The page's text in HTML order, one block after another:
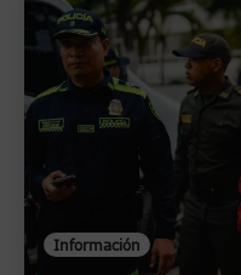
Información